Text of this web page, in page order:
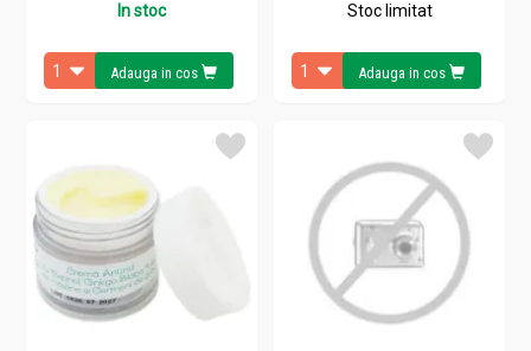
In stoc
Adauga in cos
Stoc limitat
Adauga in cos